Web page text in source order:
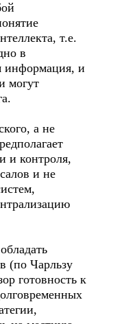
т.е.
в
информация, и
могут
а не
и контроля,
и не
(по Чарльзу
готовность к